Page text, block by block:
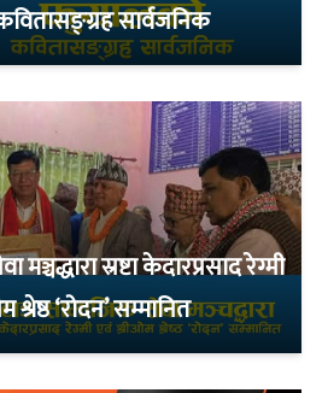
सार्वजनिक
स्रष्टा केदारप्रसाद रेग्मी
‘रोदन’ सम्मानित